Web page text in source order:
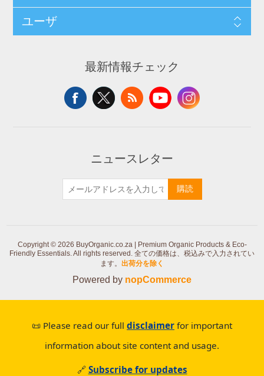
ユーザ
最新情報チェック
ニュースレター
購読
Copyright © 2026 BuyOrganic.co.za | Premium Organic Products & Eco-
Friendly Essentials. All rights reserved. 全ての価格は、税込みで入力されてい
ます。 出荷分を除く
Powered by nopCommerce
📜 Please read our full disclaimer for important
information about site content and usage.
🔗 Subscribe for updates